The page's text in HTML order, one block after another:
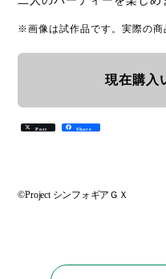
※画像は試作品です。実際の商
現在購入
Post Share
©Project シンフォギアＧＸ